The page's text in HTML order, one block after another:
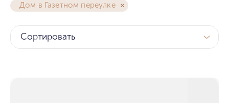
Дом в Газетном переулке
Сортировать